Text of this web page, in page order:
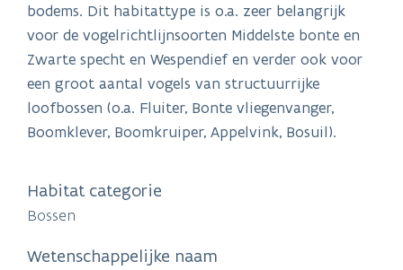
bodems. Dit habitattype is o.a. zeer belangrijk
voor de vogelrichtlijnsoorten Middelste bonte en
Zwarte specht en Wespendief en verder ook voor
een groot aantal vogels van structuurrijke
loofbossen (o.a. Fluiter, Bonte vliegenvanger,
Boomklever, Boomkruiper, Appelvink, Bosuil).
Habitat categorie
Bossen
Wetenschappelijke naam